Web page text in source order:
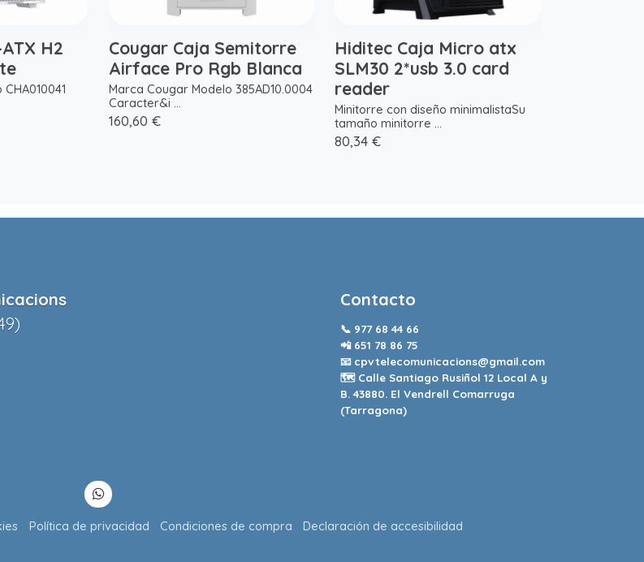
H2
Cougar Caja Semitorre
Airface Pro Rgb Blanca
Marca Cougar Modelo 385AD10.0004
Caracter&i ...
160,60 €
Hiditec Caja Micro atx
SLM30 2*usb 3.0 card
reader
Minitorre con diseño minimalistaSu
tamaño minitorre ...
80,34 €
Contacto
📞 977 68 44 66
📲 651 78 86 75
📧 cpvtelecomunicacions@gmail.com
🗺️ Calle Santiago Rusiñol 12 Local A y
B. 43880. El Vendrell Comarruga
(Tarragona)
Política de privacidad Condiciones de compra Declaración de accesibilidad